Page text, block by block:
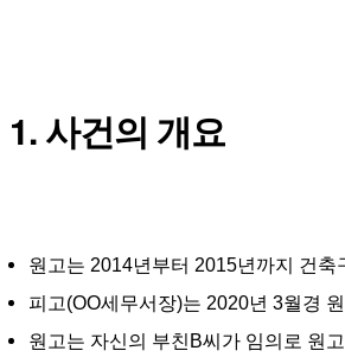
1. 사건의 개요
원고는 2014년부터 2015년까지 건
피고(OO세무서장)는 2020년 3월경
원고는 자신의 부친B씨가 임의로 원